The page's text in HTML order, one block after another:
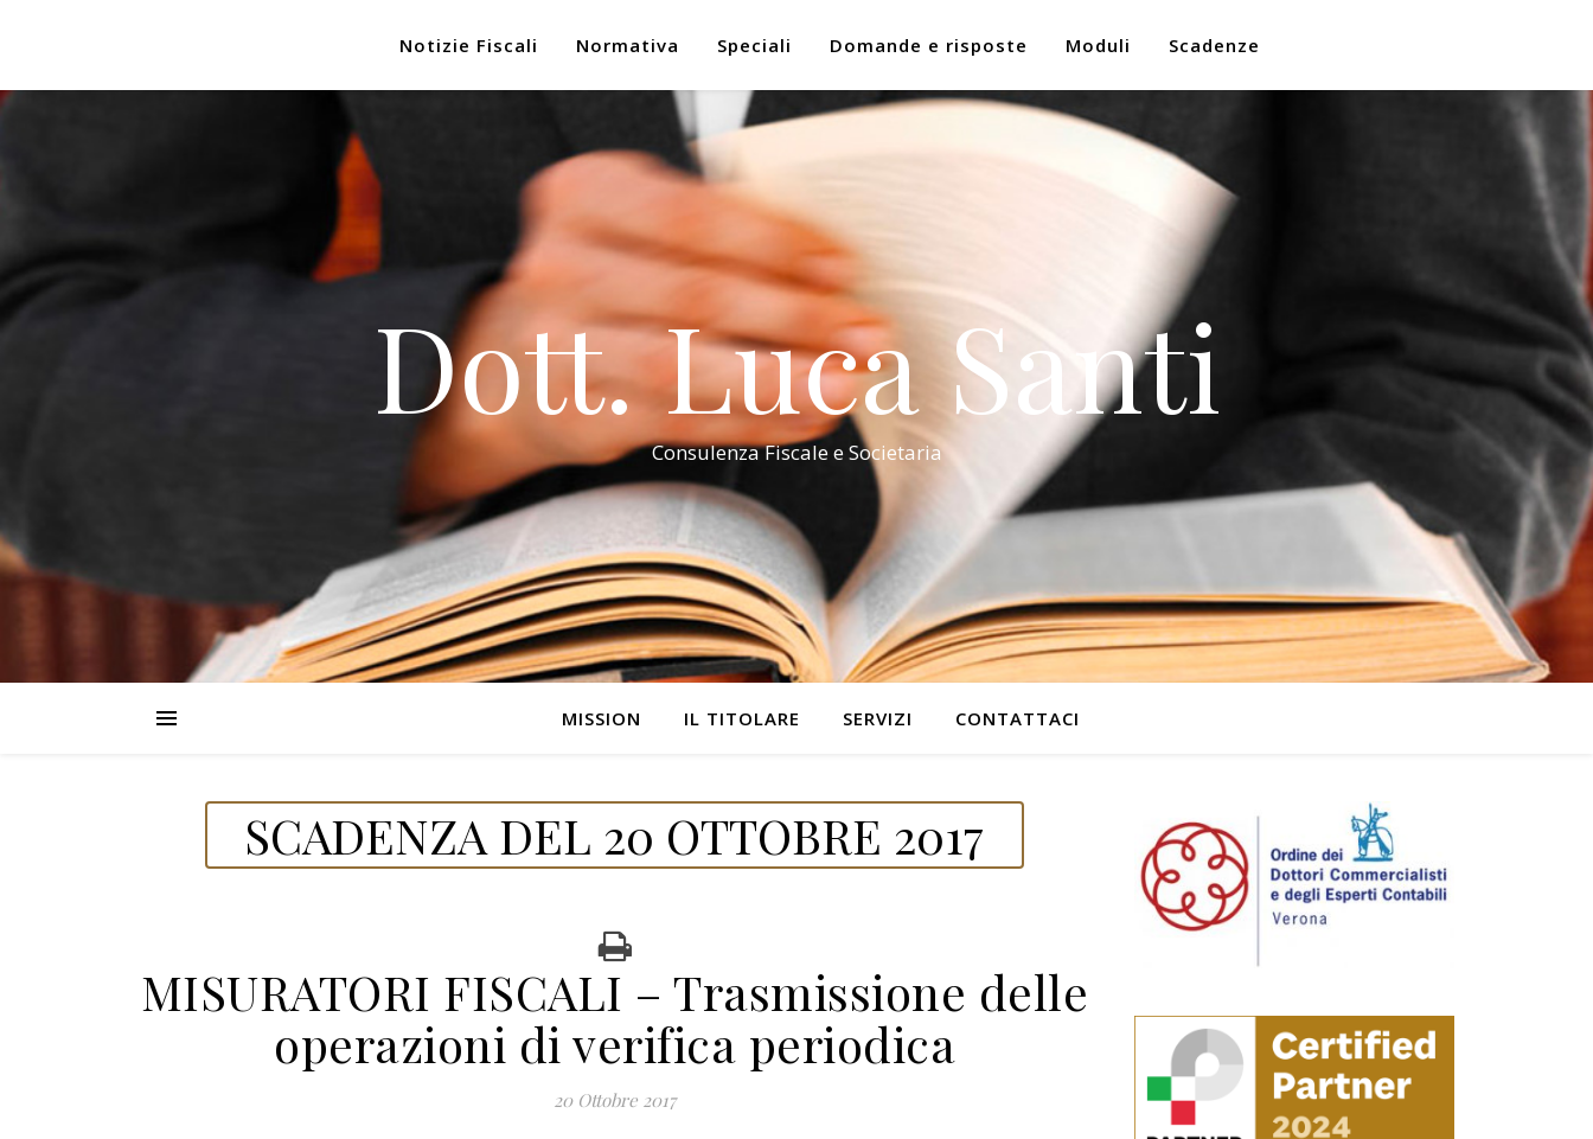
Notizie Fiscali Normativa Speciali Domande e risposte Moduli Scadenze
Dott. Luca Santi
Consulenza Fiscale e Societaria
MISSION IL TITOLARE SERVIZI CONTATTACI
SCADENZA DEL 20 OTTOBRE 2017
MISURATORI FISCALI – Trasmissione delle
operazioni di verifica periodica
20 Ottobre 2017